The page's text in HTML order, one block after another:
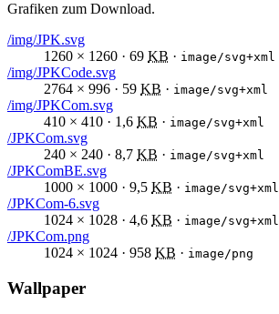
Grafiken zum Download.
/img/JPK.svg
1260 × 1260 · 69 KB · image/svg+xml
/img/JPKCode.svg
2764 × 996 · 59 KB · image/svg+xml
/img/JPKCom.svg
410 × 410 · 1,6 KB · image/svg+xml
/JPKCom.svg
240 × 240 · 8,7 KB · image/svg+xml
/JPKComBE.svg
1000 × 1000 · 9,5 KB · image/svg+xml
/JPKCom-6.svg
1024 × 1028 · 4,6 KB · image/svg+xml
/JPKCom.png
1024 × 1024 · 958 KB · image/png
Wallpaper